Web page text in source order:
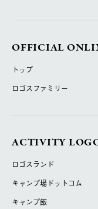
OFFICIAL
トップ
ロゴスファミリー
ACTIVITY
ロゴスランド
キャンプ場ドットコム
キャンプ飯